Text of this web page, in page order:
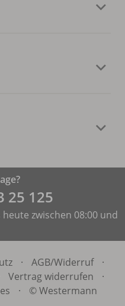
25 125
zwischen 08:00 und
· AGB/Widerruf
·
Vertrag widerrufen
·
· © Westermann